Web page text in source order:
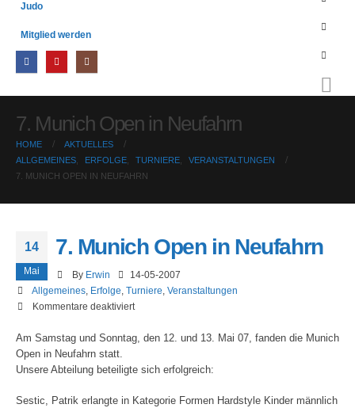
Judo
Mitglied werden
7. Munich Open in Neufahrn
HOME
AKTUELLES
ALLGEMEINES
ERFOLGE TURNIERE
VERANSTALTUNGEN
7. MUNICH OPEN IN NEUFAHRN
14
Mai
7. Munich Open in Neufahrn
By Erwin
14-05-2007
Allgemeines, Erfolge Turniere Veranstaltungen
Kommentare deaktiviertfür
Munich
in
Am Samstag und Sonntag, den 12. und 13. Mai 07, fanden die Munich
Open in Neufahrn statt.
Unsere Abteilung beteiligte sich erfolgreich:
Sestic, Patrik erlangte in Kategorie Formen Hardstyle Kinder männlich